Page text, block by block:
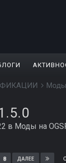
в Моды на
8 ДАЛЕЕ